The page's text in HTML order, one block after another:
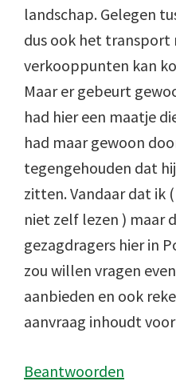
landschap. Gelegen
dus ook het transport
verkooppunten kan
Maar er gebeurt
had hier een maatje
had maar gewoon
tegengehouden dat
zitten. Vandaar dat ik
niet zelf lezen ) maar
gezagdragers hier in
zou willen vragen
aanbieden en ook
aanvraag inhoudt
Beantwoorden